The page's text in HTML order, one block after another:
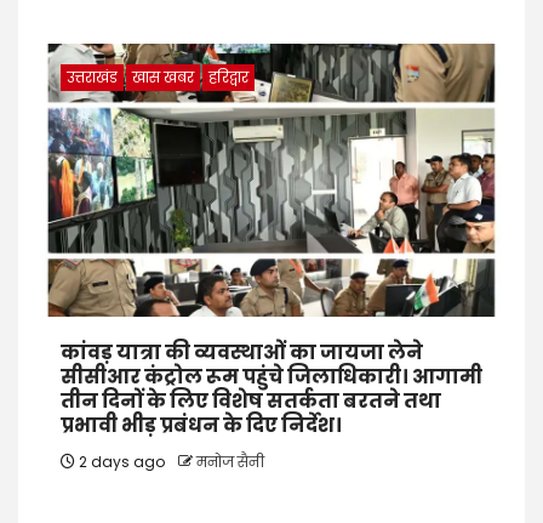
उत्तराखंड खास खबर हरिद्वार
कांवड़ यात्रा की व्यवस्थाओं का जायजा लेने
सीसीआर कंट्रोल रूम पहुंचे जिलाधिकारी। आगामी
तीन दिनों के लिए विशेष सतर्कता बरतने तथा
प्रभावी भीड़ प्रबंधन के दिए निर्देश।
2 days ago मनोज सैनी